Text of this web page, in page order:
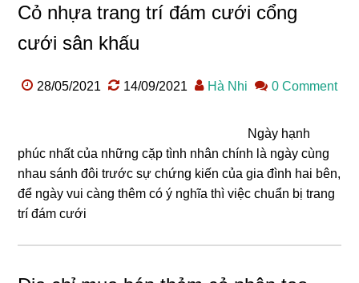
Cỏ nhựa trang trí đám cưới cổng
cưới sân khấu
28/05/2021 14/09/2021 Hà Nhi 0 Comment
Ngày hạnh
phúc nhất của những cặp tình nhân chính là ngày cùng
nhau sánh đôi trước sự chứng kiến của gia đình hai bên,
để ngày vui càng thêm có ý nghĩa thì việc chuẩn bị trang
trí đám cưới